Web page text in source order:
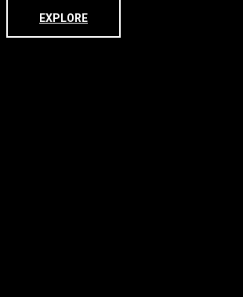
EXPLORE